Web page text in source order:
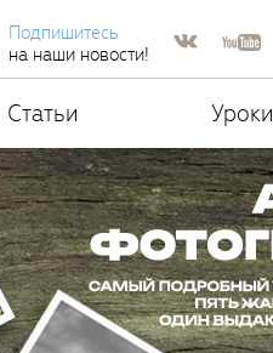
Подпишитесь
на наши новости!
Статьи Уроки